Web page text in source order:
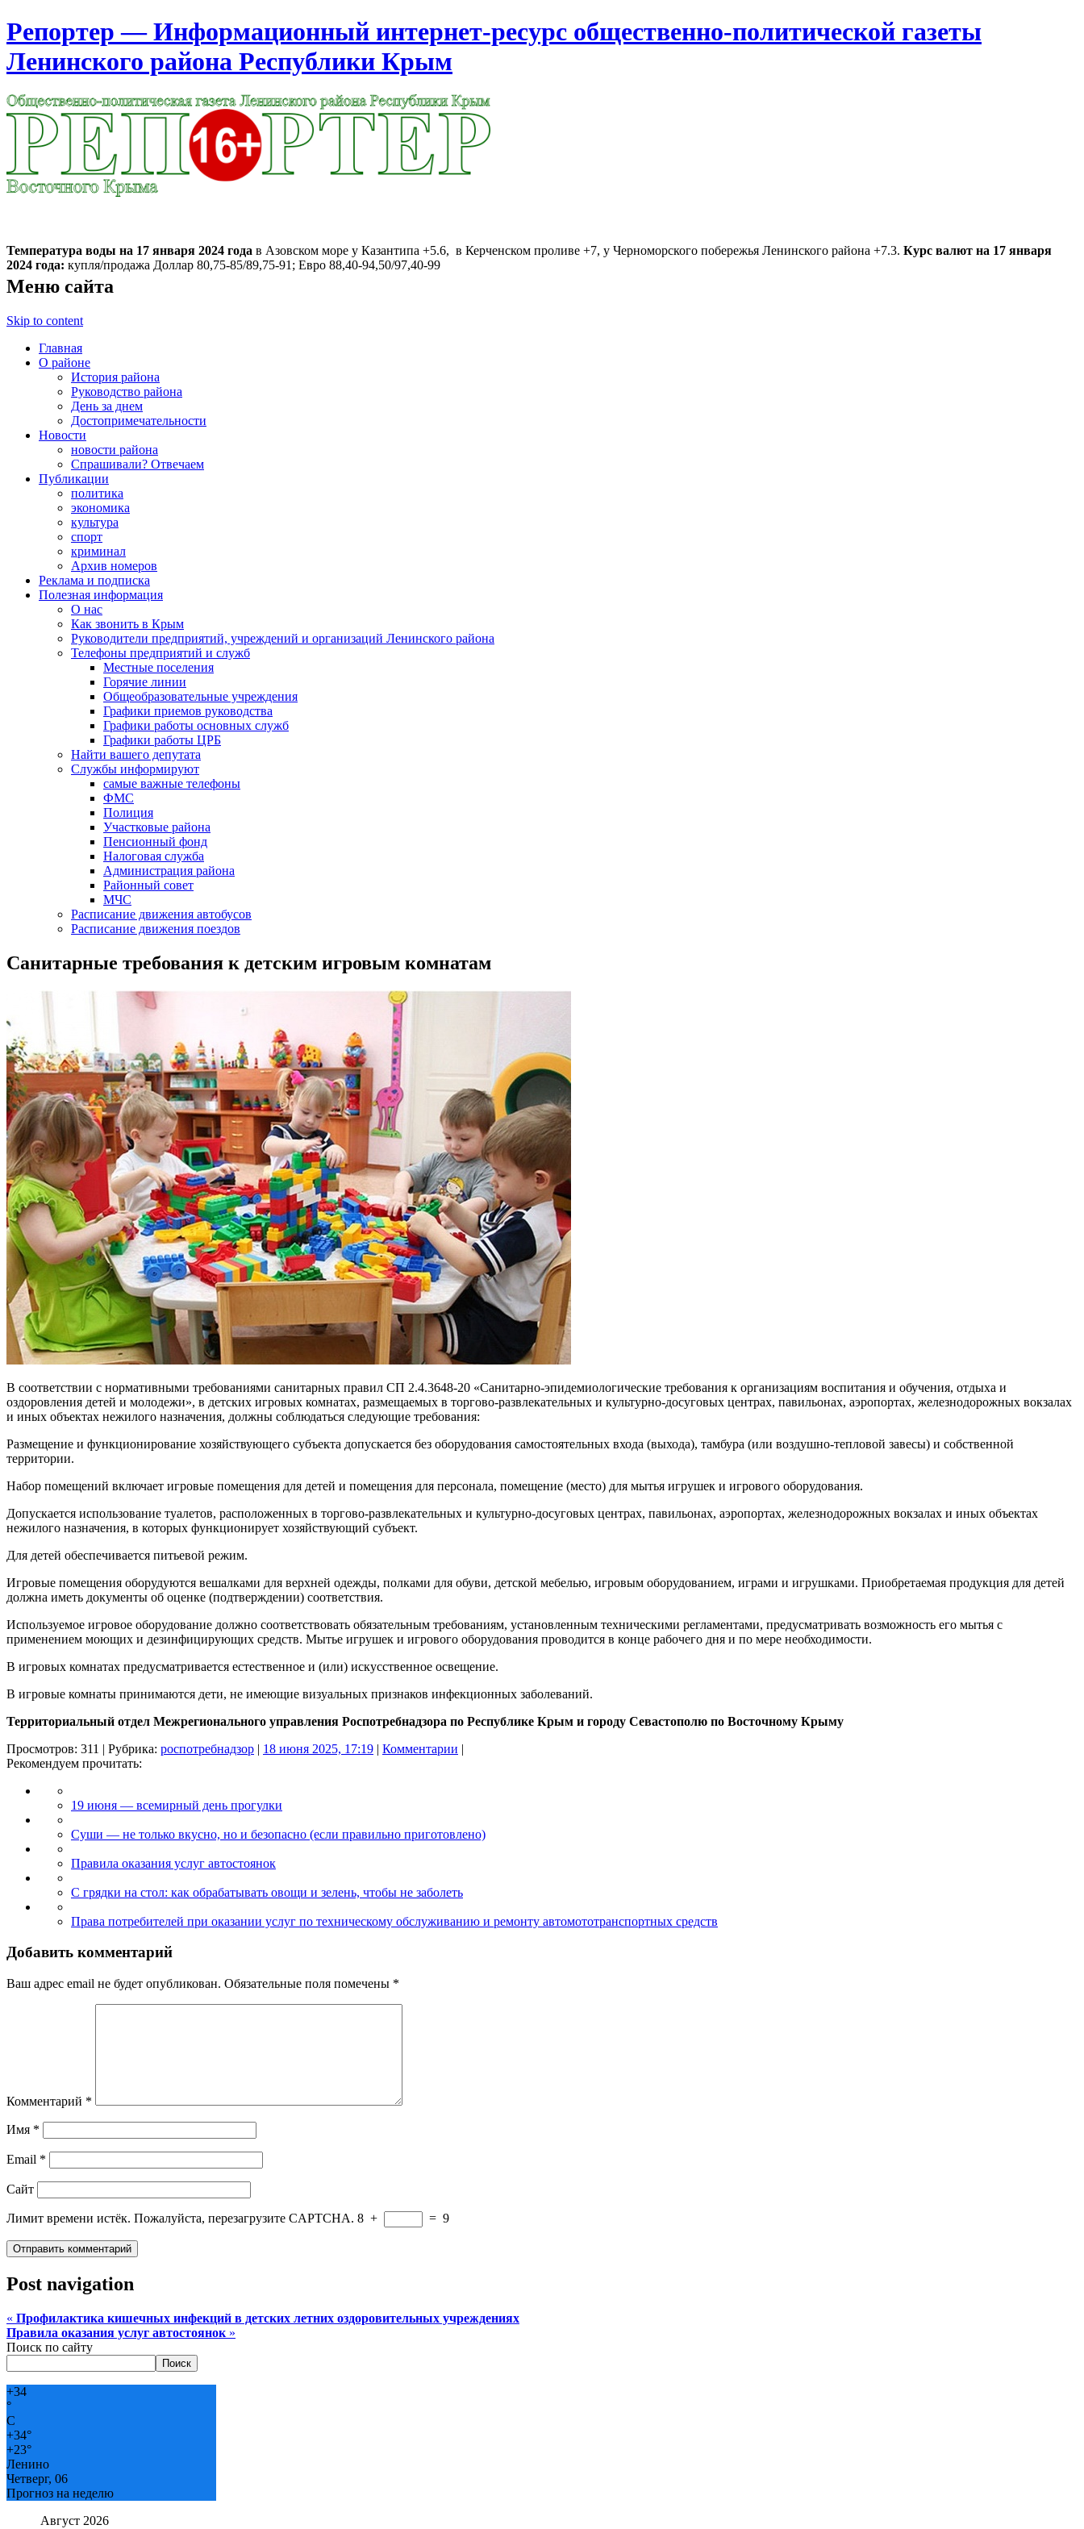
Репортер — Информационный интернет-ресурс общественно-политической газеты
Ленинского района Республики Крым
Температура воды на 17 января 2024 года в Азовском море у Казантипа +5.6, в Керченском проливе +7, у Черноморского побережья Ленинского района +7.3. Курс валют на 17 января
2024 года: купля/продажа Доллар 80,75-85/89,75-91; Евро 88,40-94,50/97,40-99
Меню сайта
Skip to content
Главная
О районе
История района
Руководство района
День за днем
Достопримечательности
Новости
новости района
Спрашивали? Отвечаем
Публикации
политика
экономика
культура
спорт
криминал
Архив номеров
Реклама и подписка
Полезная информация
О нас
Как звонить в Крым
Руководители предприятий, учреждений и организаций Ленинского района
Телефоны предприятий и служб
Местные поселения
Горячие линии
Общеобразовательные учреждения
Графики приемов руководства
Графики работы основных служб
Графики работы ЦРБ
Найти вашего депутата
Службы информируют
самые важные телефоны
ФМС
Полиция
Участковые района
Пенсионный фонд
Налоговая служба
Администрация района
Районный совет
МЧС
Расписание движения автобусов
Расписание движения поездов
Санитарные требования к детским игровым комнатам
В соответствии с нормативными требованиями санитарных правил СП 2.4.3648-20 «Санитарно-эпидемиологические требования к организациям воспитания и обучения, отдыха и
оздоровления детей и молодежи», в детских игровых комнатах, размещаемых в торгово-развлекательных и культурно-досуговых центрах, павильонах, аэропортах, железнодорожных вокзалах
и иных объектах нежилого назначения, должны соблюдаться следующие требования:
Размещение и функционирование хозяйствующего субъекта допускается без оборудования самостоятельных входа (выхода), тамбура (или воздушно-тепловой завесы) и собственной
территории.
Набор помещений включает игровые помещения для детей и помещения для персонала, помещение (место) для мытья игрушек и игрового оборудования.
Допускается использование туалетов, расположенных в торгово-развлекательных и культурно-досуговых центрах, павильонах, аэропортах, железнодорожных вокзалах и иных объектах
нежилого назначения, в которых функционирует хозяйствующий субъект.
Для детей обеспечивается питьевой режим.
Игровые помещения оборудуются вешалками для верхней одежды, полками для обуви, детской мебелью, игровым оборудованием, играми и игрушками. Приобретаемая продукция для детей
должна иметь документы об оценке (подтверждении) соответствия.
Используемое игровое оборудование должно соответствовать обязательным требованиям, установленным техническими регламентами, предусматривать возможность его мытья с
применением моющих и дезинфицирующих средств. Мытье игрушек и игрового оборудования проводится в конце рабочего дня и по мере необходимости.
В игровых комнатах предусматривается естественное и (или) искусственное освещение.
В игровые комнаты принимаются дети, не имеющие визуальных признаков инфекционных заболеваний.
Территориальный отдел Межрегионального управления Роспотребнадзора по Республике Крым и городу Севастополю по Восточному Крыму
Просмотров: 311 | Рубрика: роспотребнадзор | 18 июня 2025, 17:19 | Комментарии |
Рекомендуем прочитать:
19 июня — всемирный день прогулки
Суши — не только вкусно, но и безопасно (если правильно приготовлено)
Правила оказания услуг автостоянок
С грядки на стол: как обрабатывать овощи и зелень, чтобы не заболеть
Права потребителей при оказании услуг по техническому обслуживанию и ремонту автомототранспортных средств
Добавить комментарий
Ваш адрес email не будет опубликован. Обязательные поля помечены *
Комментарий *
Имя *
Email *
Сайт
Лимит времени истёк. Пожалуйста, перезагрузите CAPTCHA. 8 + = 9
Post navigation
« Профилактика кишечных инфекций в детских летних оздоровительных учреждениях
Правила оказания услуг автостоянок »
Поиск по сайту
Поиск
+34
°
C
+34°
+23°
Ленино
Четверг, 06
Прогноз на неделю
Август 2026